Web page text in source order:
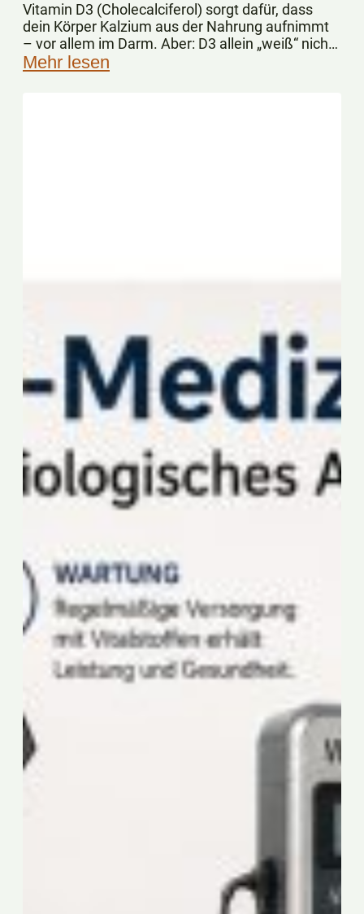
Vitamin D3 (Cholecalciferol) sorgt dafür, dass
dein Körper Kalzium aus der Nahrung aufnimmt
– vor allem im Darm. Aber: D3 allein „weiß“ nicht,
wohin das Kalzium im Körper gelangen soll.
Mehr lesen